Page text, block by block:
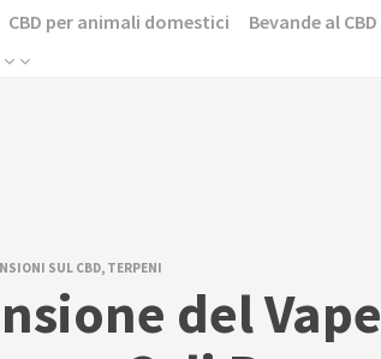
CBD per animali domestici Bevande al CBD
SUL CBD, TERPENI
del Vape